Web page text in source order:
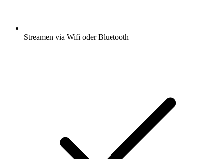
Streamen via Wifi oder Bluetooth